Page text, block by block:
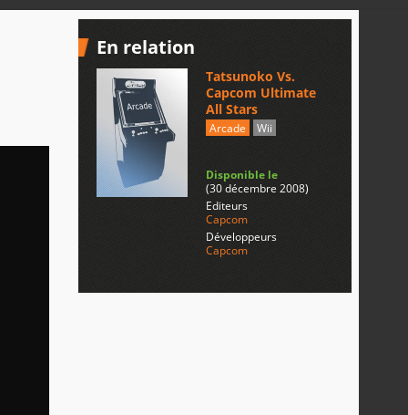
En relation
Tatsunoko Vs.
Capcom Ultimate
All Stars
Arcade Wii
Disponible le
(30 décembre 2008)
Editeurs
Capcom
Développeurs
Capcom